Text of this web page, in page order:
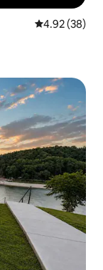
Calificación
4.92 (38)